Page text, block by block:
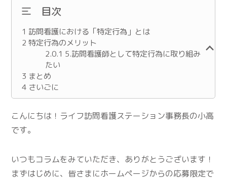
目次
1 訪問看護における「特定行為」とは
2 特定行為のメリット
2.0.1 5.訪問看護師として特定行為に取り組み
たい
3 まとめ
4 さいごに
こんにちは！ライフ訪問看護ステーション事務長の小高
です。
いつもコラムをみていただき、ありがとうございます！
まずはじめに、皆さまにホームページからの応募限定で